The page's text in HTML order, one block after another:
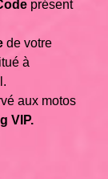
présent
de votre
à
aux motos
VIP.